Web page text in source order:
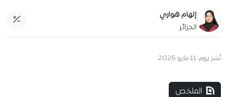
إلهام هواري
الجزائر
نُشر يوم: 11 مايو 2026
الملخص